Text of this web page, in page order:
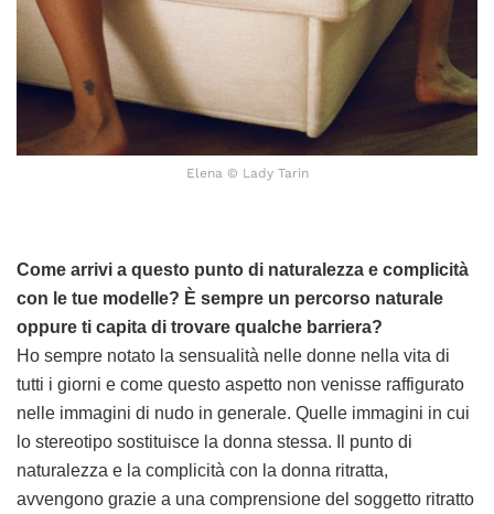
Elena © Lady Tarin
Come arrivi a questo punto di naturalezza e complicità
con le tue modelle? È sempre un percorso naturale
oppure ti capita di trovare qualche barriera?
Ho sempre notato la sensualità nelle donne nella vita di
tutti i giorni e come questo aspetto non venisse raffigurato
nelle immagini di nudo in generale. Quelle immagini in cui
lo stereotipo sostituisce la donna stessa. Il punto di
naturalezza e la complicità con la donna ritratta,
avvengono grazie a una comprensione del soggetto ritratto